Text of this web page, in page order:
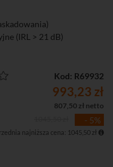
(IRL > 21 dB)
– łatwa diagnostyka
RTV-SAT w budynkach
jakość wyrobu
Kod: R69932
993,23 zł
807,50 zł netto
- 5%
najniższa cena: 1045,50 zł